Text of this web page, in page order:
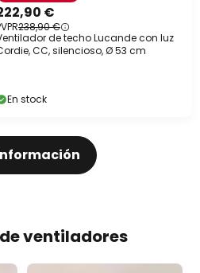
€
238,90 €
de techo Lucande con luz
CC, silencioso, Ø 53 cm
En stock
ventiladores